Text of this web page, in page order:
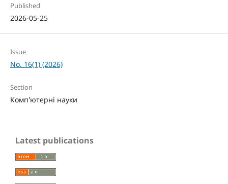
Published
2026-05-25
Issue
No. 16(1) (2026)
Section
Комп'ютерні науки
Latest publications